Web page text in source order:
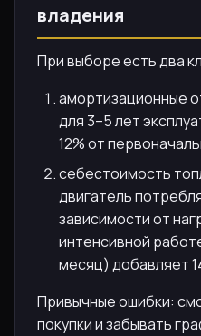
владения
При выборе есть два
амортизационные
для 3–5 лет
12% от
себестоимость
двигатель
зависимости от
интенсивной
месяц) добавляет
Привычные ошибки:
покупки и забывать